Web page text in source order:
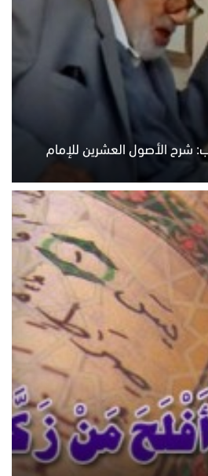
شرح الأصول العشرين للإمام